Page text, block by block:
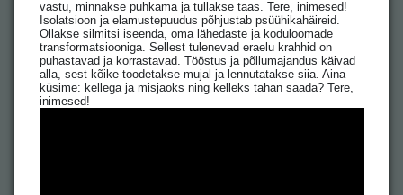
vastu, minnakse puhkama ja tullakse taas. Tere, inimesed!
Isolatsioon ja elamustepuudus põhjustab psüühikahäireid.
Ollakse silmitsi iseenda, oma lähedaste ja koduloomade
transformatsiooniga. Sellest tulenevad eraelu krahhid on
puhastavad ja korrastavad. Tööstus ja põllumajandus käivad
alla, sest kõike toodetakse mujal ja lennutatakse siia. Aina
küsime: kellega ja misjaoks ning kelleks tahan saada? Tere,
inimesed!